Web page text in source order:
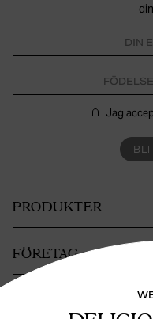
Jag
BLI
PRODUKTER
FÖRETAG